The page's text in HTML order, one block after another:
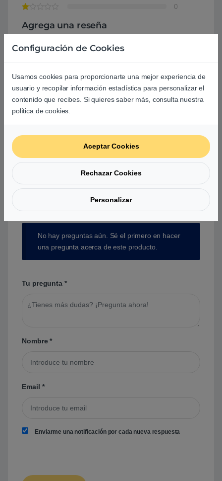
0
Agrega una reseña
Debesaccederpara publicar una valoración.
Preguntas y respuestas de los
usuarios sobre este producto
No hay preguntas aún. Sé el primero en hacer
una pregunta acerca de este producto.
Tu pregunta *
Nombre*
Email *
Enviarme una notificación por cada nueva respuesta
Configuración de Cookies
Usamos cookies para proporcionarte una mejor experiencia de
usuario y recopilar información estadística para personalizar el
contenido que recibes. Si quieres saber más, consulta nuestra
política de cookies.
Aceptar Cookies
Rechazar Cookies
Personalizar